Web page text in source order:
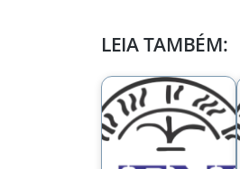
LEIA TAMBÉM: